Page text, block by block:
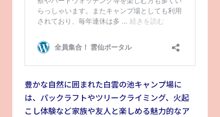
豊かな自然に囲まれた白雲の池キャンプ場に
は、パックラフトやツリークライミング、火起
こし体験など家族や友人と楽しめる魅力的なア